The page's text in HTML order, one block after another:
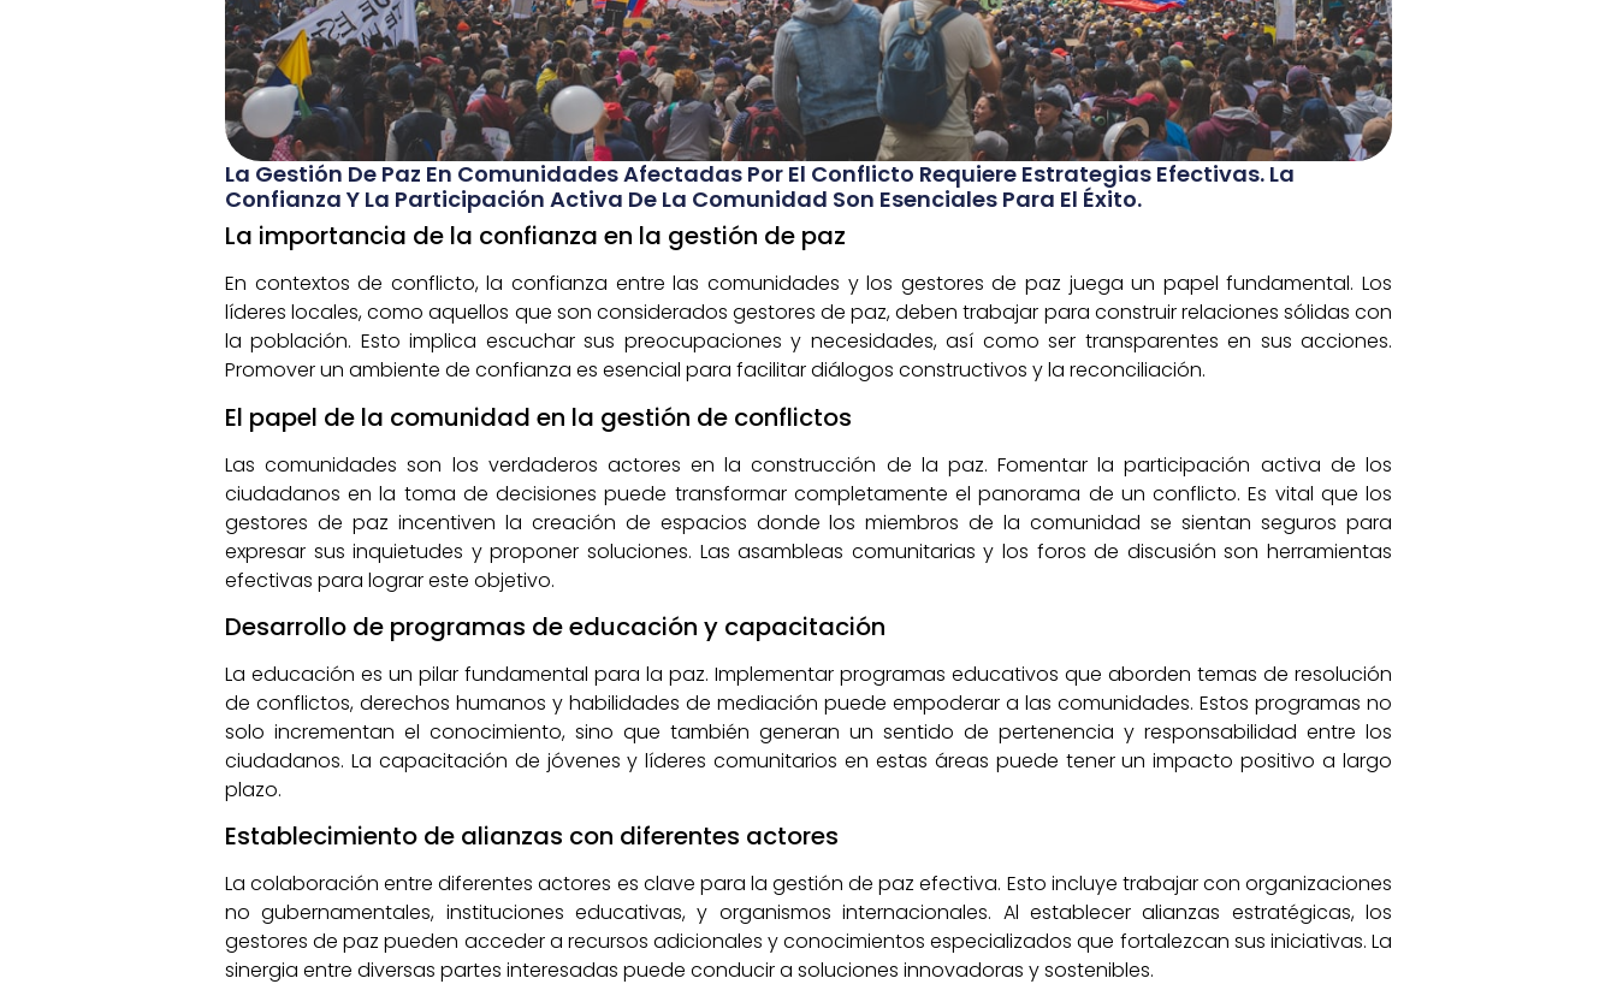
La Gestión De Paz En Comunidades Afectadas Por El Conflicto Requiere Estrategias Efectivas. La
Confianza Y La Participación Activa De La Comunidad Son Esenciales Para El Éxito.
La importancia de la confianza en la gestión de paz
En contextos de conflicto, la confianza entre las comunidades y los gestores de paz juega un papel fundamental. Los
líderes locales, como aquellos que son considerados gestores de paz, deben trabajar para construir relaciones sólidas con
la población. Esto implica escuchar sus preocupaciones y necesidades, así como ser transparentes en sus acciones.
Promover un ambiente de confianza es esencial para facilitar diálogos constructivos y la reconciliación.
El papel de la comunidad en la gestión de conflictos
Las comunidades son los verdaderos actores en la construcción de la paz. Fomentar la participación activa de los
ciudadanos en la toma de decisiones puede transformar completamente el panorama de un conflicto. Es vital que los
gestores de paz incentiven la creación de espacios donde los miembros de la comunidad se sientan seguros para
expresar sus inquietudes y proponer soluciones. Las asambleas comunitarias y los foros de discusión son herramientas
efectivas para lograr este objetivo.
Desarrollo de programas de educación y capacitación
La educación es un pilar fundamental para la paz. Implementar programas educativos que aborden temas de resolución
de conflictos, derechos humanos y habilidades de mediación puede empoderar a las comunidades. Estos programas no
solo incrementan el conocimiento, sino que también generan un sentido de pertenencia y responsabilidad entre los
ciudadanos. La capacitación de jóvenes y líderes comunitarios en estas áreas puede tener un impacto positivo a largo
plazo.
Establecimiento de alianzas con diferentes actores
La colaboración entre diferentes actores es clave para la gestión de paz efectiva. Esto incluye trabajar con organizaciones
no gubernamentales, instituciones educativas, y organismos internacionales. Al establecer alianzas estratégicas, los
gestores de paz pueden acceder a recursos adicionales y conocimientos especializados que fortalezcan sus iniciativas. La
sinergia entre diversas partes interesadas puede conducir a soluciones innovadoras y sostenibles.